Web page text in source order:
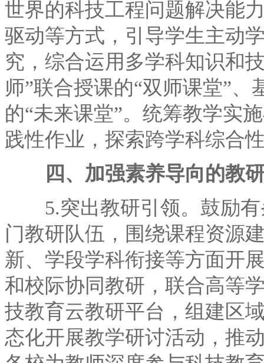
世界的科技工程问题解决能
驱动等方式，引导学生主动
究，综合运用多学科知识和
师”联合授课的“双师课堂”
的“未来课堂”。统筹教学实
践性作业，探索跨学科综合
四、加强素养导向的教
5.突出教研引领。鼓励有
门教研队伍，围绕课程资源
新、学段学科衔接等方面开
和校际协同教研，联合高等
技教育云教研平台，组建区
态化开展教学研讨活动，推